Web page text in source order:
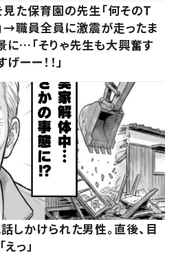
た保育園の先生「何そのT
」→職員全員に激震が走ったま
に…「そりゃ先生も大興奮す
げーー！！」
かけられた男性。直後、目
っ」